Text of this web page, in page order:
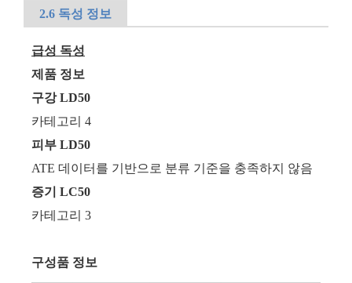
2.6 독성 정보
급성 독성
제품 정보
구강 LD50
카테고리 4
피부 LD50
ATE 데이터를 기반으로 분류 기준을 충족하지 않음
증기 LC50
카테고리 3
구성품 정보